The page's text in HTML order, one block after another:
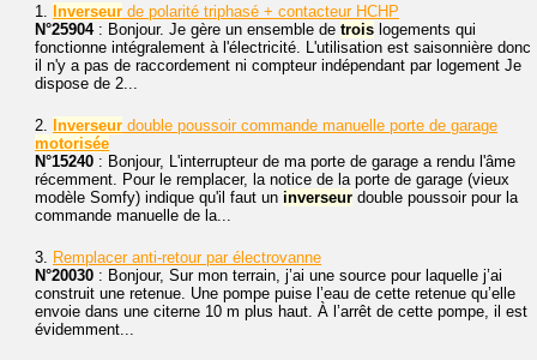
1. Inverseur de polarité triphasé + contacteur HCHP
N°25904: Bonjour. Je gère un ensemble de trois logements qui
fonctionne intégralement à l'électricité. L'utilisation est saisonnière donc
il n'y a pas de raccordement ni compteur indépendant par logement Je
dispose de 2...
2. Inverseur double poussoir commande manuelle porte de garage
motorisée
N°15240 : Bonjour, L'interrupteur de ma porte de garage a rendu l'âme
récemment. Pour le remplacer, la notice de la porte de garage (vieux
modèle Somfy) indique qu'il faut un inverseur double poussoir pour la
commande manuelle de la...
3. Remplacer anti-retour par électrovanne
N°20030 : Bonjour, Sur mon terrain, j’ai une source pour laquelle j’ai
construit une retenue. Une pompe puise l’eau de cette retenue qu’elle
envoie dans une citerne 10 m plus haut. À l’arrêt de cette pompe, il est
évidemment...